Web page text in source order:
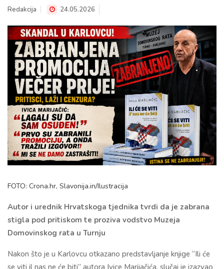
Redakcija 24.05.2026
FOTO: Crona.hr, Slavonija.in/Ilustracija
Autor i urednik Hrvatskoga tjednika tvrdi da je zabrana
stigla pod pritiskom te proziva vodstvo Muzeja
Domovinskog rata u Turnju
Nakon što je u Karlovcu otkazano predstavljanje knjige “Ili će
se viti il nas ne će biti” autora Ivice Marijačića, slučaj je izazvao